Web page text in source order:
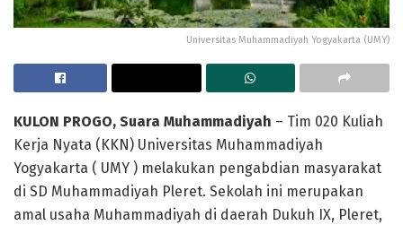
Universitas Muhammadiyah Yogyakarta (UMY)
KULON PROGO, Suara Muhammadiyah – Tim 020 Kuliah
Kerja Nyata (KKN) Universitas Muhammadiyah
Yogyakarta ( UMY ) melakukan pengabdian masyarakat
di SD Muhammadiyah Pleret. Sekolah ini merupakan
amal usaha Muhammadiyah di daerah Dukuh IX, Pleret,